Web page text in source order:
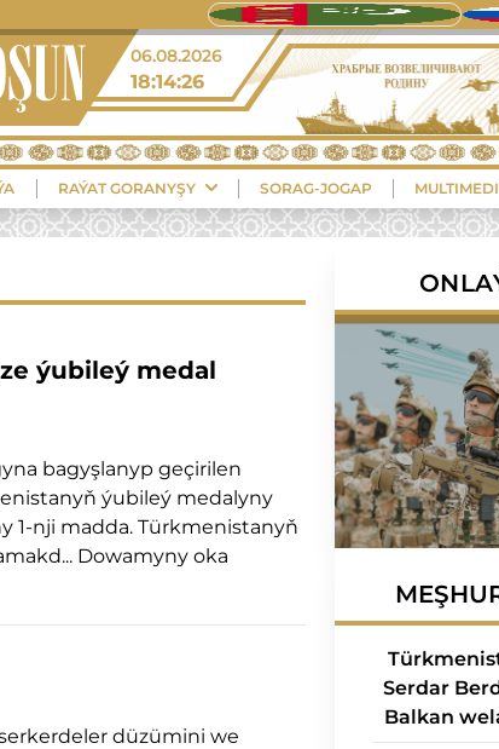
06.08.2026
18:14:27
RAÝAT GORANYŞY SORAG-JOGAP
ýubileý medal
bagyşlanyp geçirilen
ýubileý medalyny
1-nji madda. Türkmenistanyň
Dowamyny oka
düzümini we
Serdar
Balkan